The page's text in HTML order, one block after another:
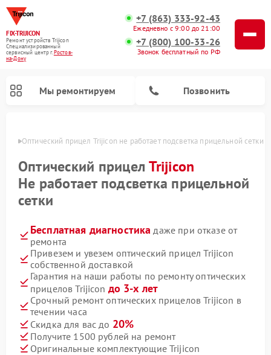
FIX-TRIJICON
Ремонт устройств Trijicon
Специализированный
cервисный центр г.Ростов-
на-Дону
+7 (863) 333-92-43
Ежедневно с 9:00 до 21:00
+7 (800) 100-33-26
Звонок бесплатный по РФ
Мы ремонтируем Позвонить
Оптический прицел Trijicon не работает подсветка прицельной сетки
Оптический прицелTrijicon
Не работает подсветка прицельной
сетки
Бесплатная диагностика даже при отказе от
ремонта
Привезем и увезем оптический прицел Trijicon
собственной доставкой
Гарантия на наши работы по ремонту оптических
прицелов Trijicon до 3-х лет
Срочный ремонт оптических прицелов Trijicon в
течении часа
Скидка для вас до 20%
Получите 1500 рублей на ремонт
Оригинальные комплектующие Trijicon